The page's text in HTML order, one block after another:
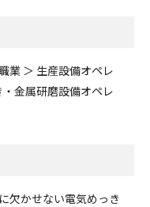
業 ＞ 生産設備オペレ
金属研磨設備オペレ
欠かせない電気めっき